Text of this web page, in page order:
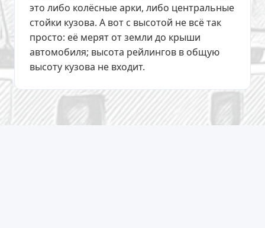
это либо колёсные арки, либо центральные
стойки кузова. А вот с высотой не всё так
просто: её мерят от земли до крыши
автомобиля; высота рейлингов в общую
высоту кузова не входит.